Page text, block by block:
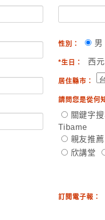
性別：
*生日： 西元
居住縣市：
請問您是從何
關鍵字
Tibame
親友推
欣講堂
訂閱電子報：